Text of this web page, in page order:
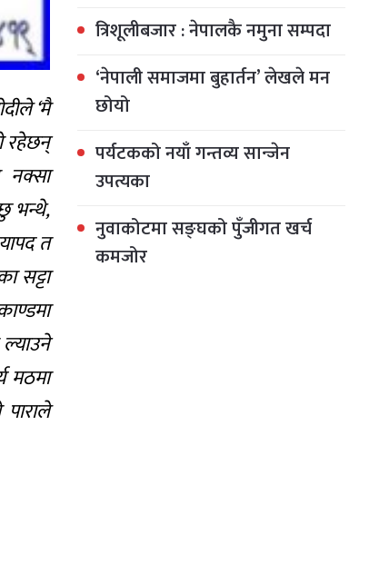
‘मै
रहेछन्
नक्सा
भन्थे,
त
सट्टा
मठमा
त्रिशूलीबजार : नेपालकै नमुना सम्पदा
‘नेपाली समाजमा बुहार्तन’ लेखले मन
छोयो
पर्यटकको नयाँ गन्तव्य सान्जेन
उपत्यका
नुवाकोटमा सङ्घको पुँजीगत खर्च
कमजोर